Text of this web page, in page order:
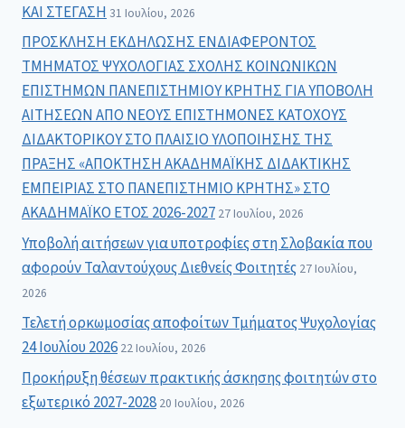
ΚΑΙ ΣΤΕΓΑΣΗ 31 Ιουλίου, 2026
ΠΡΟΣΚΛΗΣΗ ΕΚΔΗΛΩΣΗΣ ΕΝΔΙΑΦΕΡΟΝΤΟΣ
ΤΜΗΜΑΤΟΣ ΨΥΧΟΛΟΓΙΑΣ ΣΧΟΛΗΣ ΚΟΙΝΩΝΙΚΩΝ
ΕΠΙΣΤΗΜΩΝ ΠΑΝΕΠΙΣΤΗΜΙΟΥ ΚΡΗΤΗΣ ΓΙΑ ΥΠΟΒΟΛΗ
ΑΙΤΗΣΕΩΝ ΑΠΟ ΝΕΟΥΣ ΕΠΙΣΤΗΜΟΝΕΣ ΚΑΤΟΧΟΥΣ
ΔΙΔΑΚΤΟΡΙΚΟΥ ΣΤΟ ΠΛΑΙΣΙΟ ΥΛΟΠΟΙΗΣΗΣ ΤΗΣ
ΠΡΑΞΗΣ «ΑΠΟΚΤΗΣΗ ΑΚΑΔΗΜΑΪΚΗΣ ΔΙΔΑΚΤΙΚΗΣ
ΕΜΠΕΙΡΙΑΣ ΣΤΟ ΠΑΝΕΠΙΣΤΗΜΙΟ ΚΡΗΤΗΣ» ΣΤΟ
ΑΚΑΔΗΜΑΪΚΟ ΕΤΟΣ 2026-2027 27 Ιουλίου, 2026
Υποβολή αιτήσεων για υποτροφίες στη Σλοβακία που
αφορούν Ταλαντούχους Διεθνείς Φοιτητές 27 Ιουλίου,
2026
Τελετή ορκωμοσίας αποφοίτων Τμήματος Ψυχολογίας
24 Ιουλίου 2026 22 Ιουλίου, 2026
Προκήρυξη θέσεων πρακτικής άσκησης φοιτητών στο
εξωτερικό 2027-2028 20 Ιουλίου, 2026